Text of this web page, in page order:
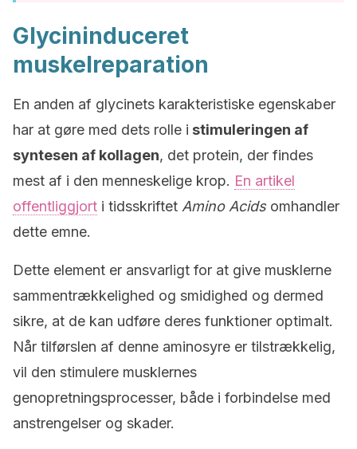
Glycininduceret
muskelreparation
En anden af glycinets karakteristiske egenskaber
har at gøre med dets rolle i stimuleringen af
syntesen af kollagen, det protein, der findes
mest af i den menneskelige krop. En artikel
offentliggjort i tidsskriftet Amino Acidsomhandler
dette emne.
Dette element er ansvarligt for at give musklerne
sammentrækkelighed og smidighed og dermed
sikre, at de kan udføre deres funktioner optimalt.
Når tilførslen af denne aminosyre er tilstrækkelig,
vil den stimulere musklernes
genopretningsprocesser, både i forbindelse med
anstrengelser og skader.